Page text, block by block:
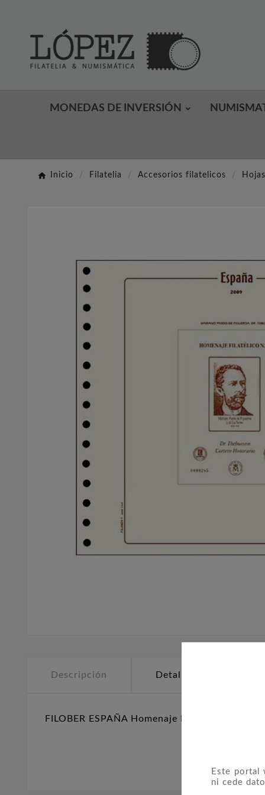
Este portal
ni cede
MONEDAS DE INVERSIÓN
Inicio Filatelia Accesorios filatelicos
Descripción Detalles del producto
FILOBER ESPAÑA Homenaje Filatélico 2024